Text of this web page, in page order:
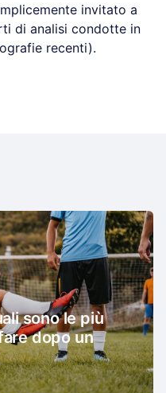
invitato a
di analisi condotte in
recenti).
sono le più
dopo un